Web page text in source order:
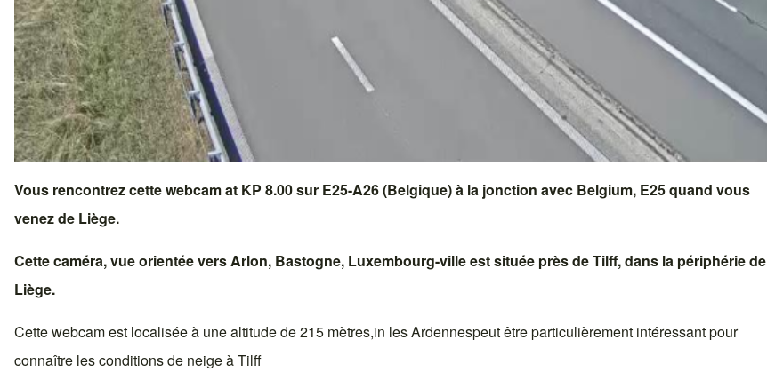
Vous rencontrez cette webcam at KP 8.00 sur E25-A26 (Belgique)à la jonction avec Belgium, E25quand vous
venez de Liège.
Cette caméra, vue orientée versArlon, Bastogne, Luxembourg-villeest située près deTilff, dans la périphérie de
Liège.
Cette webcam est localisée à une altitude de 215 mètres,in les Ardennespeut être particulièrement intéressant pour
connaître les conditions de neige àTilff